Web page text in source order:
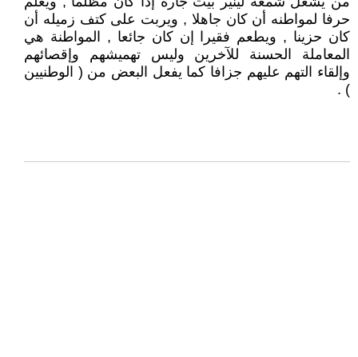
حرفا لمواطنه أن كان جاهلا , ويربت على كتف زميله أن
كان حزينا , ويطعم فقيرا إن كان جائعا , المواطنة هي
المعاملة الحسنة للآخرين وليس تهميشهم وإقصائهم
وإلقاء التهم عليهم جزافا كما يفعل البعض من ( الوطنيين
) .